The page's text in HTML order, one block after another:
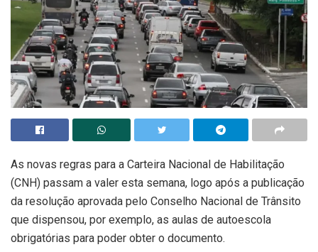
As novas regras para a Carteira Nacional de Habilitação
(CNH) passam a valer esta semana, logo após a publicação
da resolução aprovada pelo Conselho Nacional de Trânsito
que dispensou, por exemplo, as aulas de autoescola
obrigatórias para poder obter o documento.